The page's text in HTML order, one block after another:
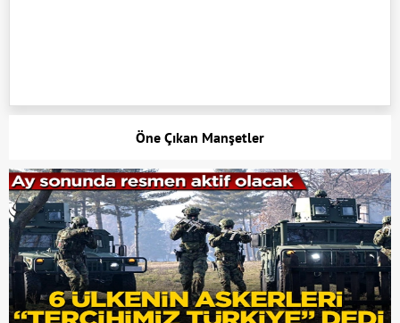
Öne Çıkan Manşetler